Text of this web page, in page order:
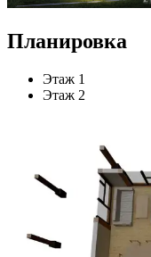
Планировка
Этаж 1
Этаж 2